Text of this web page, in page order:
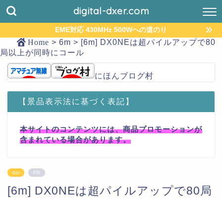
digital-dxer.com
EME対応 430MHz 500Wへの道のり
Home > 6m > [6m] DX0NEは超パイルアップで80
局以上が同時にコール
にほんブログ村
【景品表示法に基づく表記】
本サイトのコンテンツには、商品プロモーションが
含まれている場合があります。
6m PR
[6m] DX0NEは超パイルアップで80局